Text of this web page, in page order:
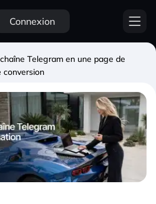
Connexion
Telegram en une page de
conversion